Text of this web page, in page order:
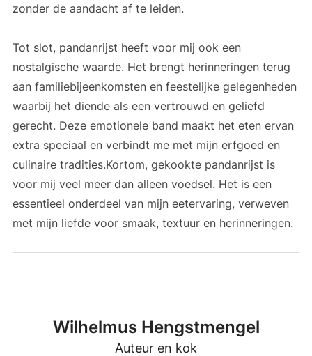
zonder de aandacht af te leiden.
Tot slot, pandanrijst heeft voor mij ook een
nostalgische waarde. Het brengt herinneringen terug
aan familiebijeenkomsten en feestelijke gelegenheden
waarbij het diende als een vertrouwd en geliefd
gerecht. Deze emotionele band maakt het eten ervan
extra speciaal en verbindt me met mijn erfgoed en
culinaire tradities.Kortom, gekookte pandanrijst is
voor mij veel meer dan alleen voedsel. Het is een
essentieel onderdeel van mijn eetervaring, verweven
met mijn liefde voor smaak, textuur en herinneringen.
Wilhelmus Hengstmengel
Auteur en kok